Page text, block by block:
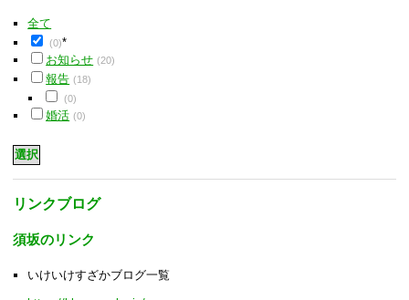
全て
(0)*
お知らせ (20)
報告 (18)
(0)
婚活 (0)
リンクブログ
須坂のリンク
いけいけすざかブログ一覧